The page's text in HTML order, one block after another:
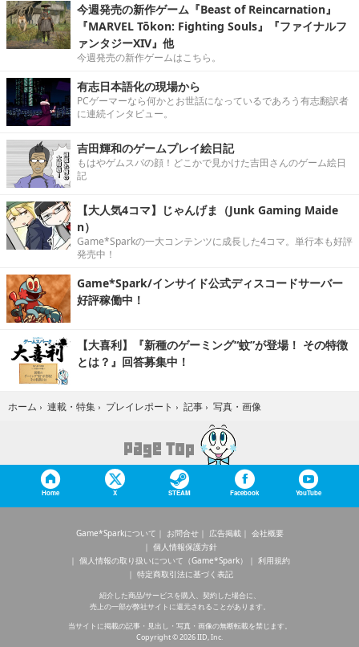
今週発売の新作ゲーム『Beast of Reincarnation』
『MARVEL Tōkon: Fighting Souls』『ファイナルフ
ァンタジーXIV』他
今週発売の新作ゲームはこちら。
有志日本語化の現場から
PCゲーマーなら何かとお世話になっているであろう有志翻訳者
に連続インタビュー。
吉田輝和のゲームプレイ絵日記
もはやゲムスパの顔！どこかで見かけた吉田さんのゲーム絵日
記
【大人気4コマ】じゃんげま（Junk Gaming Maide
n）
Game*Sparkの一大コンテンツに成長した4コマ。単行本も好評
発売中！
Game*Spark/インサイド公式ディスコードサーバー
好評稼働中！
【大喜利】『新種のゲーミング“蚊”が登場！ その特徴
とは？』回答募集中！
ホーム › 連載・特集 › プレイレポート › 記事 › 写真・画像
Home X STEAM Facebook YouTube
Game*Sparkについて お問合せ 広告掲載
会社概要
個人情報保護方針
個人情報の取り扱いについて（Game*Spark）
利用規約
特定商取引法に基づく表記
紹介した商品/サービスを購入、契約した場合に、
売上の一部が弊社サイトに還元されることがあります。
当サイトに掲載の記事・見出し・写真・画像の無断転載を禁じます。
Copyright © 2026 IID, Inc.